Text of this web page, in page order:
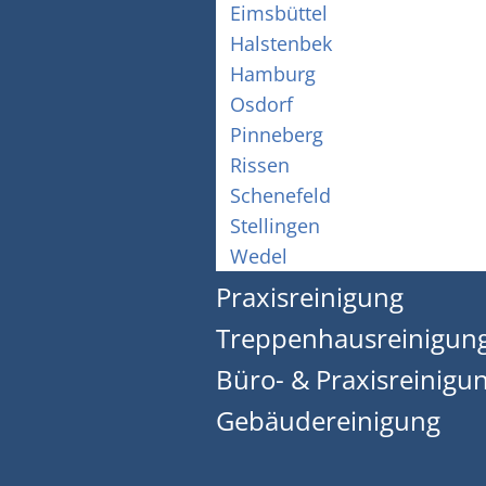
Eimsbüttel
Halstenbek
Hamburg
Osdorf
Pinneberg
Rissen
Schenefeld
Stellingen
Wedel
Praxisreinigung
Büro- &
Gebäudereinigung